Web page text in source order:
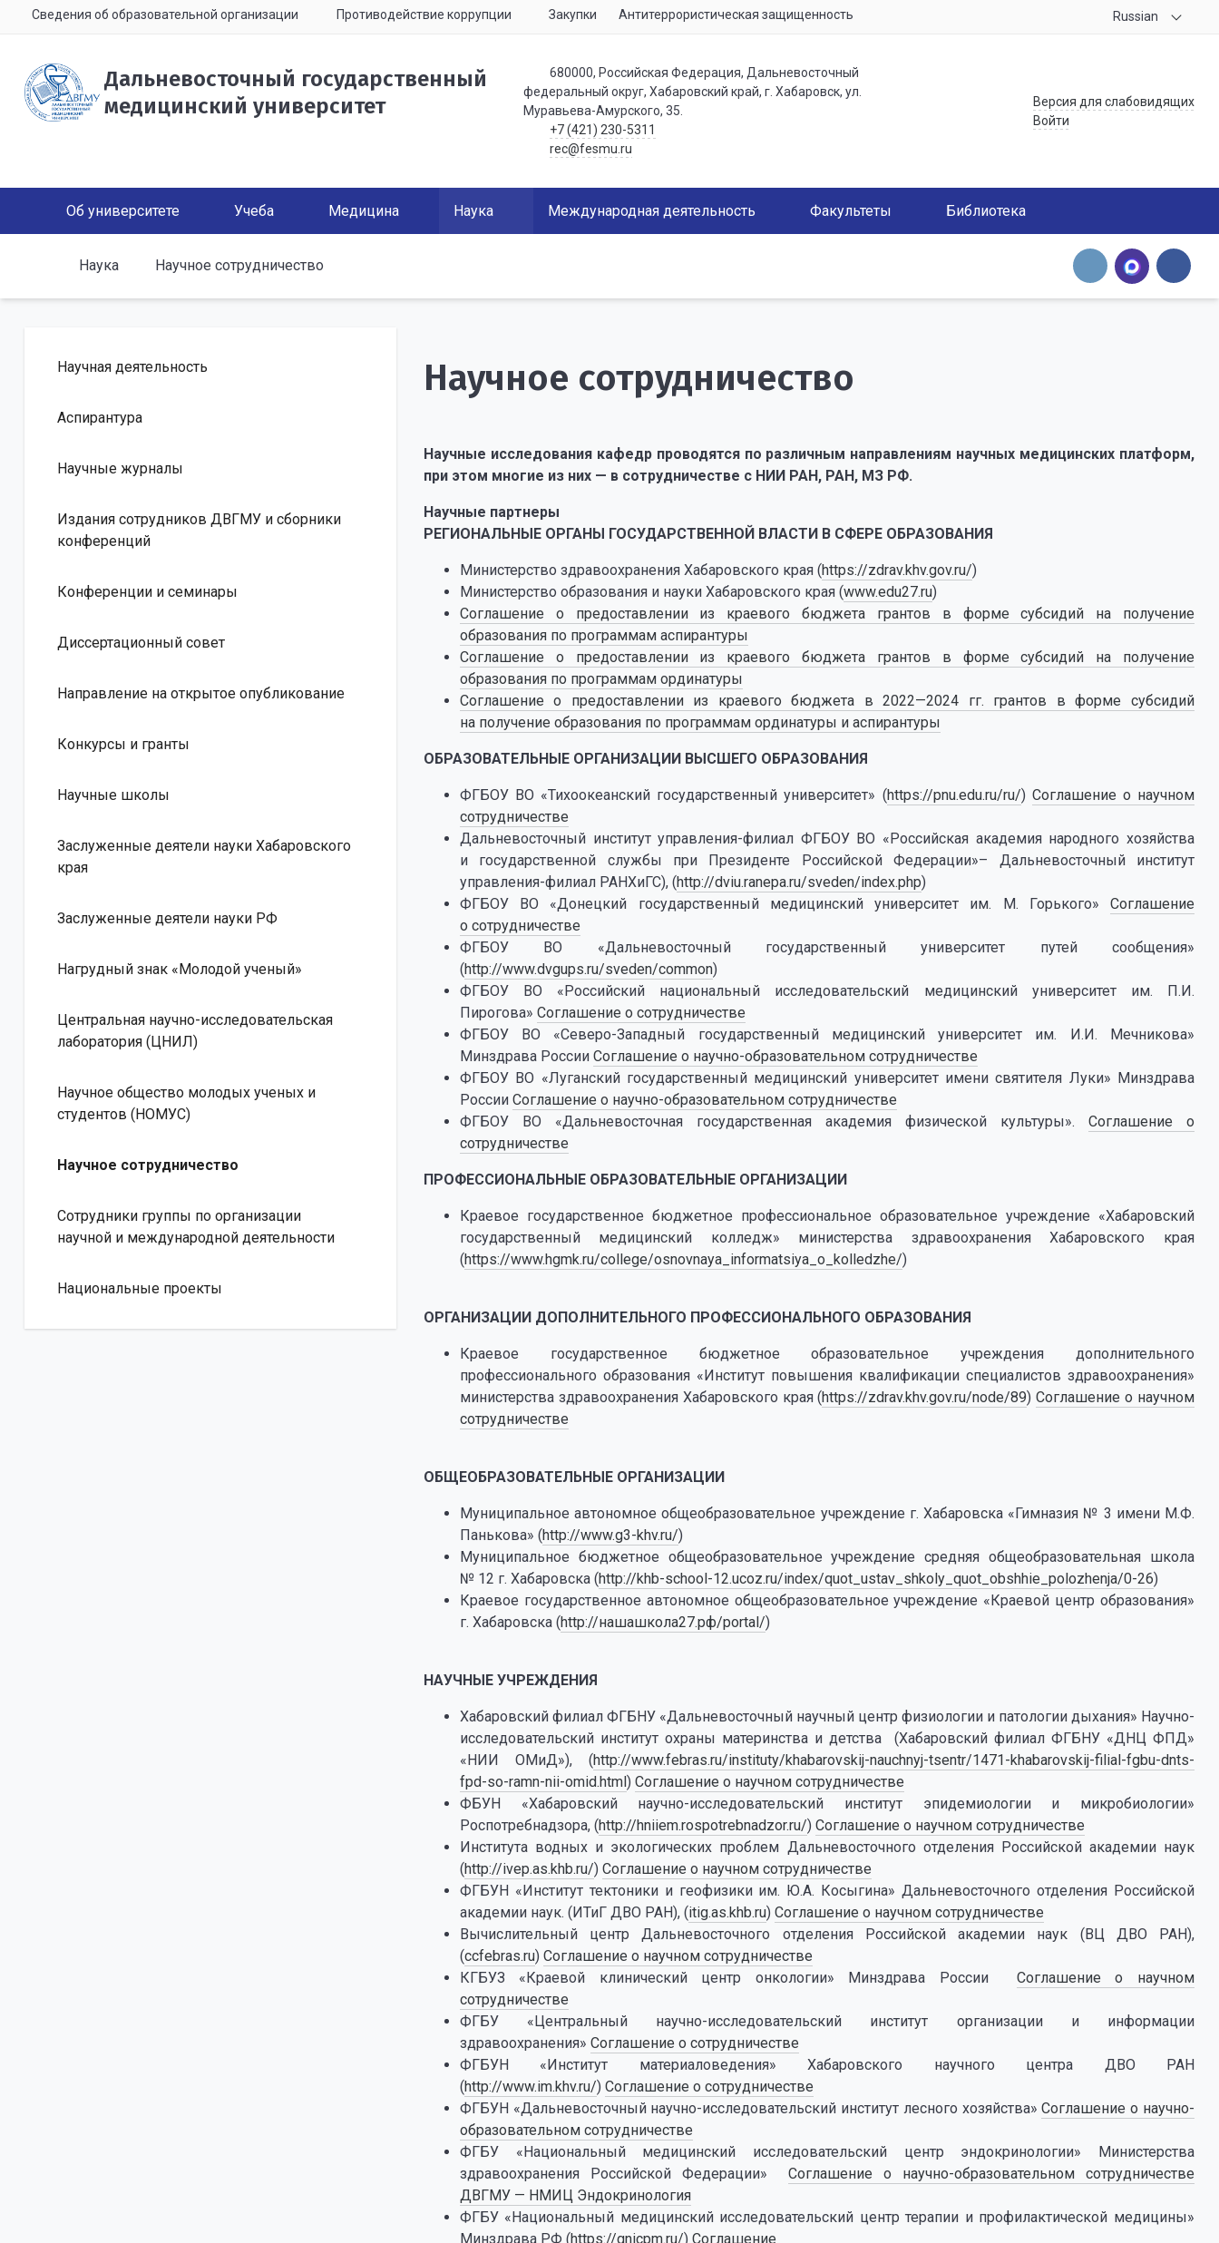
Сведения об образовательной организации Противодействие коррупции Закупки Антитеррористическая защищенность Russian
Дальневосточный государственный
медицинский университет
680000, Российская Федерация, Дальневосточный
федеральный округ, Хабаровский край, г. Хабаровск, ул.
Муравьева-Амурского, 35.
+7 (421) 230-5311
rec@fesmu.ru
Версия для слабовидящих
Войти
Об университете Учеба Медицина Наука Международная деятельность Факультеты Библиотека
Наука Научное сотрудничество
Научная деятельность
Аспирантура
Научные журналы
Издания сотрудников ДВГМУ и сборники
конференций
Конференции и семинары
Диссертационный совет
Направление на открытое опубликование
Конкурсы и гранты
Научные школы
Заслуженные деятели науки Хабаровского
края
Заслуженные деятели науки РФ
Нагрудный знак «Молодой ученый»
Центральная научно-исследовательская
лаборатория (ЦНИЛ)
Научное общество молодых ученых и
студентов (НОМУС)
Научное сотрудничество
Сотрудники группы по организации
научной и международной деятельности
Национальные проекты
Научное сотрудничество
Научные исследования кафедр проводятся по различным направлениям научных медицинских платформ,
при этом многие из них — в сотрудничестве с НИИ РАН, РАН, МЗ РФ.
Научные партнеры
РЕГИОНАЛЬНЫЕ ОРГАНЫ ГОСУДАРСТВЕННОЙ ВЛАСТИ В СФЕРЕ ОБРАЗОВАНИЯ
Министерство здравоохранения Хабаровского края (https://zdrav.khv.gov.ru/)
Министерство образования и науки Хабаровского края (www.edu27.ru)
Соглашение о предоставлении из краевого бюджета грантов в форме субсидий на получение
образования по программам аспирантуры
Соглашение о предоставлении из краевого бюджета грантов в форме субсидий на получение
образования по программам ординатуры
Соглашение о предоставлении из краевого бюджета в 2022—2024 гг. грантов в форме субсидий
на получение образования по программам ординатуры и аспирантуры
ОБРАЗОВАТЕЛЬНЫЕ ОРГАНИЗАЦИИ ВЫСШЕГО ОБРАЗОВАНИЯ
ФГБОУ ВО «Тихоокеанский государственный университет» (https://pnu.edu.ru/ru/) Соглашение о научном
сотрудничестве
Дальневосточный институт управления-филиал ФГБОУ ВО «Российская академия народного хозяйства
и государственной службы при Президенте Российской Федерации»– Дальневосточный институт
управления-филиал РАНХиГС), (http://dviu.ranepa.ru/sveden/index.php)
ФГБОУ ВО «Донецкий государственный медицинский университет им. М. Горького» Соглашение
о сотрудничестве
ФГБОУ ВО «Дальневосточный государственный университет путей сообщения»
(http://www.dvgups.ru/sveden/common)
ФГБОУ ВО «Российский национальный исследовательский медицинский университет им. П.И.
Пирогова» Соглашение о сотрудничестве
ФГБОУ ВО «Северо-Западный государственный медицинский университет им. И.И. Мечникова»
Минздрава России Соглашение о научно-образовательном сотрудничестве
ФГБОУ ВО «Луганский государственный медицинский университет имени святителя Луки» Минздрава
России Соглашение о научно-образовательном сотрудничестве
ФГБОУ ВО «Дальневосточная государственная академия физической культуры». Соглашение о
сотрудничестве
ПРОФЕССИОНАЛЬНЫЕ ОБРАЗОВАТЕЛЬНЫЕ ОРГАНИЗАЦИИ
Краевое государственное бюджетное профессиональное образовательное учреждение «Хабаровский
государственный медицинский колледж» министерства здравоохранения Хабаровского края
(https://www.hgmk.ru/college/osnovnaya_informatsiya_o_kolledzhe/)
ОРГАНИЗАЦИИ ДОПОЛНИТЕЛЬНОГО ПРОФЕССИОНАЛЬНОГО ОБРАЗОВАНИЯ
Краевое государственное бюджетное образовательное учреждения дополнительного
профессионального образования «Институт повышения квалификации специалистов здравоохранения»
министерства здравоохранения Хабаровского края (https://zdrav.khv.gov.ru/node/89)Соглашение о научном
сотрудничестве
ОБЩЕОБРАЗОВАТЕЛЬНЫЕ ОРГАНИЗАЦИИ
Муниципальное автономное общеобразовательное учреждение г. Хабаровска «Гимназия № 3 имени М.Ф.
Панькова» (http://www.g3-khv.ru/)
Муниципальное бюджетное общеобразовательное учреждение средняя общеобразовательная школа
№ 12 г. Хабаровска (http://khb-school-12.ucoz.ru/index/quot_ustav_shkoly_quot_obshhie_polozhenja/0-26)
Краевое государственное автономное общеобразовательное учреждение «Краевой центр образования»
г. Хабаровска (http://нашашкола27.рф/portal/)
НАУЧНЫЕ УЧРЕЖДЕНИЯ
Хабаровский филиал ФГБНУ «Дальневосточный научный центр физиологии и патологии дыхания» Научно-
исследовательский институт охраны материнства и детства (Хабаровский филиал ФГБНУ «ДНЦ ФПД»
«НИИ ОМиД»), (http://www.febras.ru/instituty/khabarovskij-nauchnyj-tsentr/1471-khabarovskij-filial-fgbu-dnts-
fpd-so-ramn-nii-omid.html) Соглашение о научном сотрудничестве
ФБУН «Хабаровский научно-исследовательский институт эпидемиологии и микробиологии»
Роспотребнадзора, (http://hniiem.rospotrebnadzor.ru/) Соглашение о научном сотрудничестве
Института водных и экологических проблем Дальневосточного отделения Российской академии наук
(http://ivep.as.khb.ru/) Соглашение о научном сотрудничестве
ФГБУН «Институт тектоники и геофизики им. Ю.А. Косыгина» Дальневосточного отделения Российской
академии наук. (ИТиГ ДВО РАН), (itig.as.khb.ru) Соглашение о научном сотрудничестве
Вычислительный центр Дальневосточного отделения Российской академии наук (ВЦ ДВО РАН),
(ccfebras.ru) Соглашение о научном сотрудничестве
КГБУЗ «Краевой клинический центр онкологии» Минздрава России Соглашение о научном
сотрудничестве
ФГБУ «Центральный научно-исследовательский институт организации и информации
здравоохранения» Соглашение о сотрудничестве
ФГБУН «Институт материаловедения» Хабаровского научного центра ДВО РАН
(http://www.im.khv.ru/) Соглашение о сотрудничестве
ФГБУН «Дальневосточный научно-исследовательский институт лесного хозяйства»Соглашение о научно-
образовательном сотрудничестве
ФГБУ «Национальный медицинский исследовательский центр эндокринологии» Министерства
здравоохранения Российской Федерации»Соглашение о научно-образовательном сотрудничестве
ДВГМУ — НМИЦ Эндокринология
ФГБУ «Национальный медицинский исследовательский центр терапии и профилактической медицины»
Минздрава РФ (https://gnicpm.ru/) Соглашение